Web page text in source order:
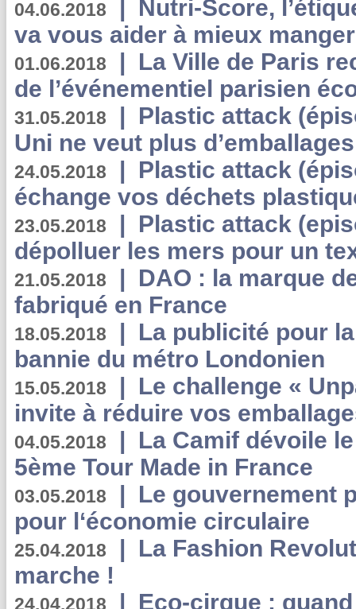
04.06.2018 | Nutri-Score,
va vous aider à mieux
01.06.2018 | La Ville de Paris
de l’événementiel parisien
31.05.2018 | Plastic attack
Uni ne veut plus
24.05.2018 | Plastic attack
échange vos déchets
23.05.2018 | Plastic attack
dépolluer les mers pour un
21.05.2018 | DAO : la marque
fabriqué en France
18.05.2018 | La publicité pour
bannie du métro Londonien
15.05.2018 | Le challenge «
invite à réduire vos
04.05.2018 | La Camif dévoile
5ème Tour Made in France
03.05.2018 | Le gouvernement
pour l‘économie circulaire
25.04.2018 | La Fashion
marche !
24.04.2018 | Eco-cirque :